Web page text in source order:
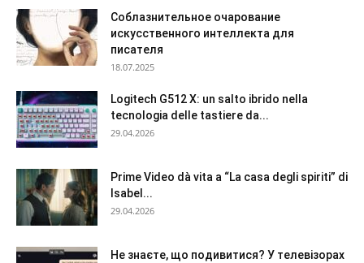
Соблазнительное очарование
искусственного интеллекта для
писателя
18.07.2025
Logitech G512 X: un salto ibrido nella
tecnologia delle tastiere da...
29.04.2026
Prime Video dà vita a “La casa degli spiriti” di
Isabel...
29.04.2026
Не знаєте, що подивитися? У телевізорах